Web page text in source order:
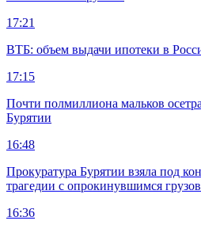
17:21
ВТБ: объем выдачи ипотеки в
17:15
Почти полмиллиона мальков
Бурятии
16:48
Прокуратура Бурятии взяла под
трагедии с опрокинувшимся
16:36